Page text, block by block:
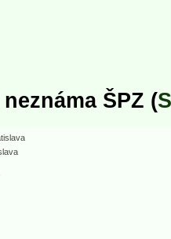
ŠPZ (